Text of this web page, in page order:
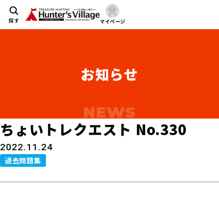
探す マイページ
お知らせ
ちょいトレクエスト No.330
2022.11.24
過去問題集